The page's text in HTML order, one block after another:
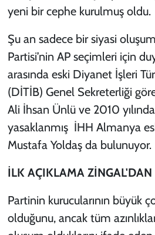
yeni bir cephe kurulmuş oldu.
Şu an sadece bir siyasi
Partisi’nin AP seçimleri için
arasında eski Diyanet İşleri
(DİTİB) Genel Sekreterliği
Ali İhsan Ünlü ve 2010
yasaklanmış İHH Almanya
Mustafa Yoldaş da bulunuyor.
İLK AÇIKLAMA ZİNGAL'DAN
Partinin kurucularının büyük
olduğunu, ancak tüm